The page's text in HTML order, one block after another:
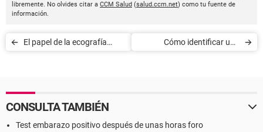
libremente. No olvides citar a CCM Salud (salud.ccm.net) como tu fuente de
información.
El papel de la ecografía
Cómo identificar una
CONSULTA TAMBIÉN
Test embarazo positivo después de unas horas foro